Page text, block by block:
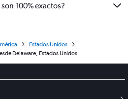
100% exactos?
Estados Unidos
Delaware, Estados Unidos